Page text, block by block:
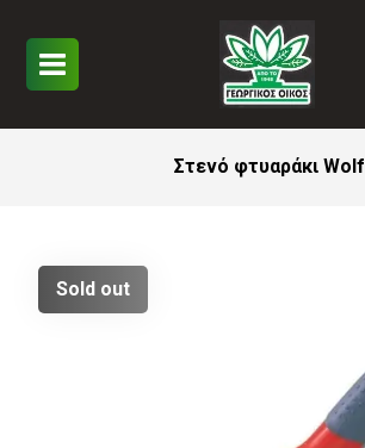
Στενό φτυαράκι Wolf
Sold out